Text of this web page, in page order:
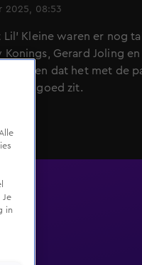
2025, 08:53
Lil' Kleine waren er nog
Konings, Gerard Joling
zorgen dat het met de
wel goed zit.
Je
in